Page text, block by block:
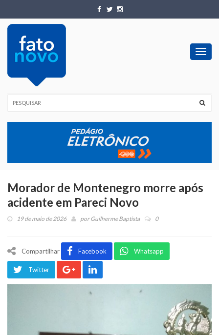
Morador de Montenegro morre após
acidente em Pareci Novo
19 de maio de 2026 porGuilherme Baptista 0
Compartilhar Facebook Whatsapp
Twitter